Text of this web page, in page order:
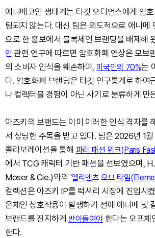
애니메코인 생태계는 타깃 오디언스에게 암
팅되지 않는다. 대신 팀은 의도적으로 애니메
으로 한 홍보에서 블록체인 브랜딩을 배제해
인 관련 연구에 따르면 암호화폐 연상은 모
의 소비자 인식을 훼손하며, 미국인의 70%는
다. 암호화폐 브랜딩은 타깃 인구통계로 하여
나 컬렉터블 경험이 아닌 사기로 분류하게 만
아즈키의 브랜드는 이미 이러한 인식 격차를
서 상당한 주목을 받고 있다. 팀은 2026년 1월
콜라보레이션을 통해 파리 패션 위크(Paris
에서 TCG 캐릭터 기반 패션을 선보였으며,
Moser & Cie.)와의 '엘리멘츠 오브 타임
컬렉션은 아즈키 IP를 럭셔리 시장에 진입시
온체인 상호작용이 발생하기 전에 애니메 및
브랜드를 진지하게 받아들여야 한다는 오프체
한다.